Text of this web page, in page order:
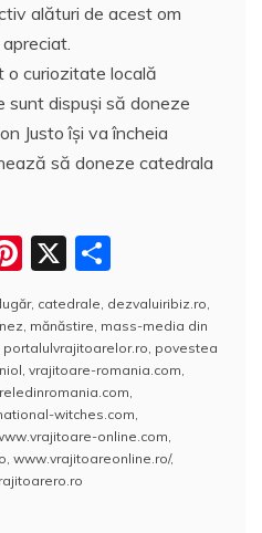
alături de acest om
o curiozitate locală
sunt dispuși să doneze
Justo îşi va încheia
să doneze catedrala
Pi
nt
er
e
st
X
a
rt
aj
e
a
z
, catedrale dezvaluiribiz.ro
mănăstire mass-media din
portalulvrajitoarelor.ro povestea
vrajitoare-romania.com
witches.com
online.com
www.vrajitoareonline.ro/,